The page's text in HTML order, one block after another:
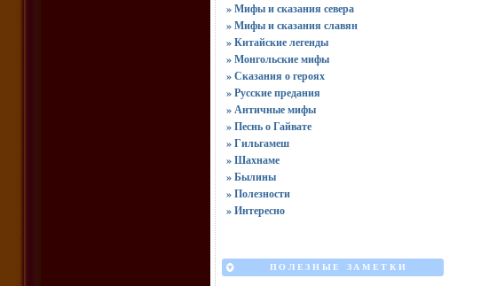
» Мифы и сказания севера
» Мифы и сказания славян
» Китайские легенды
» Монгольские мифы
» Сказания о героях
» Русские предания
» Античные мифы
» Песнь о Гайвате
» Гильгамеш
» Шахнаме
» Былины
» Полезности
» Интересно
ПОЛЕЗНЫЕ ЗАМЕТКИ